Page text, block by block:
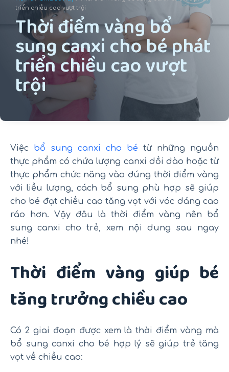
utriển chiều cao vượt trội
Thời điểm vàng bổ
sung canxi cho bé phát
triển chiều cao vượt
trội
Việc bổ sung canxi cho bé từ những nguồn
thực phẩm có chứa lượng canxi dồi dào hoặc từ
thực phẩm chức năng vào đúng thời điểm vàng
với liều lượng, cách bổ sung phù hợp sẽ giúp
cho bé đạt chiều cao tăng vọt với vóc dáng cao
ráo hơn. Vậy đâu là thời điểm vàng nên bổ
sung canxi cho trẻ, xem nội dung sau ngay
nhé!
Thời điểm vàng giúp bé
tăng trưởng chiều cao
Có 2 giai đoạn được xem là thời điểm vàng mà
bổ sung canxi cho bé hợp lý sẽ giúp trẻ tăng
vọt về chiều cao: